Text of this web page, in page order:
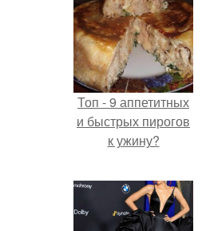
Топ - 9 аппетитных
и быстрых пирогов
к ужину?